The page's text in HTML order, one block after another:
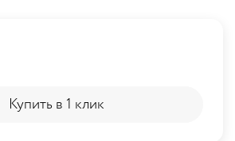
Купить в 1 клик
Купить в 1 клик